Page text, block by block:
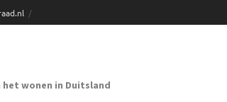
wonen in Duitsland